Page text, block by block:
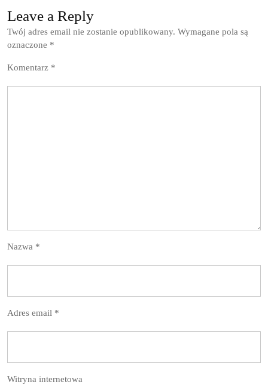
Leave a Reply
Twój adres email nie zostanie opublikowany. Wymagane pola są
oznaczone *
Komentarz *
Nazwa *
Adres email *
Witryna internetowa